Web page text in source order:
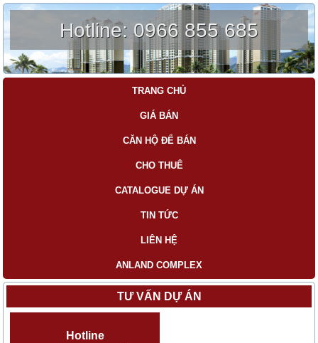
Hotline:0966 855 685
TRANG CHỦ
GIÁ BÁN
CĂN HỘ ĐỂ BÁN
CHO THUÊ
CATALOGUE DỰ ÁN
TIN TỨC
LIÊN HỆ
ANLAND COMPLEX
TƯ VẤN DỰ ÁN
Hotline